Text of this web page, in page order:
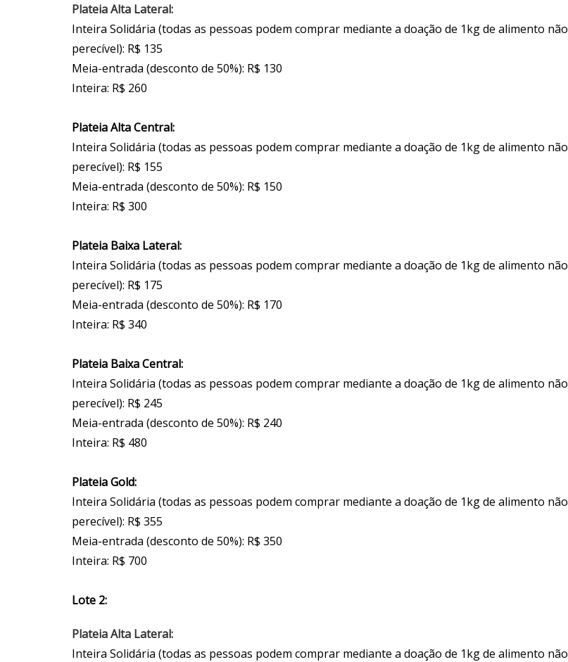
Plateia Alta Lateral:
Inteira Solidária (todas as pessoas podem comprar mediante a doação de 1kg de alimento não
perecível): R$ 135
Meia-entrada (desconto de 50%): R$ 130
Inteira: R$ 260
Plateia Alta Central:
Inteira Solidária (todas as pessoas podem comprar mediante a doação de 1kg de alimento não
perecível): R$ 155
Meia-entrada (desconto de 50%): R$ 150
Inteira: R$ 300
Plateia Baixa Lateral:
Inteira Solidária (todas as pessoas podem comprar mediante a doação de 1kg de alimento não
perecível): R$ 175
Meia-entrada (desconto de 50%): R$ 170
Inteira: R$ 340
Plateia Baixa Central:
Inteira Solidária (todas as pessoas podem comprar mediante a doação de 1kg de alimento não
perecível): R$ 245
Meia-entrada (desconto de 50%): R$ 240
Inteira: R$ 480
Plateia Gold:
Inteira Solidária (todas as pessoas podem comprar mediante a doação de 1kg de alimento não
perecível): R$ 355
Meia-entrada (desconto de 50%): R$ 350
Inteira: R$ 700
Lote 2:
Plateia Alta Lateral:
Inteira Solidária (todas as pessoas podem comprar mediante a doação de 1kg de alimento não